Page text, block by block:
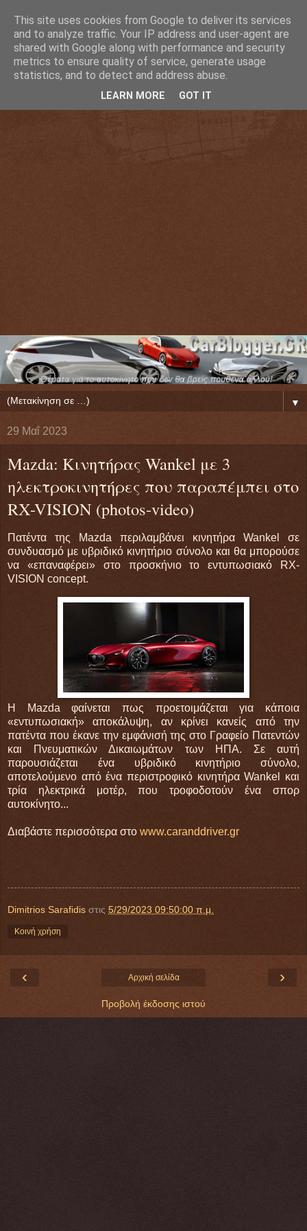
▼
29 Μαΐ 2023
Mazda: Κινητήρας Wankel με 3
ηλεκτροκινητήρες που παραπέμπει στο
RX-VISION (photos-video)
Πατέντα της Mazda περιλαμβάνει κινητήρα Wankel σε
συνδυασμό με υβριδικό κινητήριο σύνολο και θα μπορούσε
να «επαναφέρει» στο προσκήνιο το εντυπωσιακό RX-
VISION concept.
Η Mazda φαίνεται πως προετοιμάζεται για κάποια
«εντυπωσιακή» αποκάλυψη, αν κρίνει κανείς από την
πατέντα που έκανε την εμφάνισή της στο Γραφείο Πατεντών
και Πνευματικών Δικαιωμάτων των ΗΠΑ. Σε αυτή
παρουσιάζεται ένα υβριδικό κινητήριο σύνολο,
αποτελούμενο από ένα περιστροφικό κινητήρα Wankel και
τρία ηλεκτρικά μοτέρ, που τροφοδοτούν ένα σπορ
αυτοκίνητο...
Διαβάστε περισσότερα στο www.caranddriver.gr
Dimitrios Sarafidis στις 5/29/2023 09:50:00 π.μ.
Κοινή χρήση
‹ ›
Αρχική σελίδα
Προβολή έκδοσης ιστού
This site uses cookies from Google to deliver its services
and to analyze traffic. Your IP address and user-agent are
shared with Google along with performance and security
metrics to ensure quality of service, generate usage
statistics, and to detect and address abuse.
LEARN MORE GOT IT